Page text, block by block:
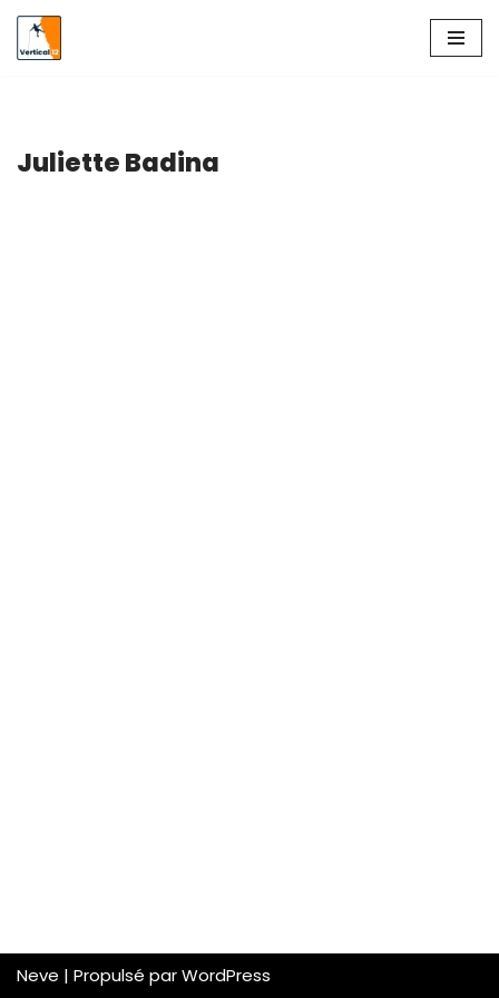
Aller
Juliette Badina
Neve | Propulsé parWordPress